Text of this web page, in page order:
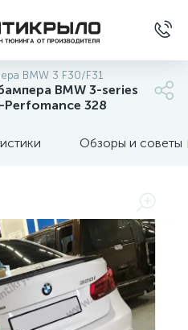
BMW 3 F30/F31
BMW 3-series
Perfomance 328
Обзоры и советы